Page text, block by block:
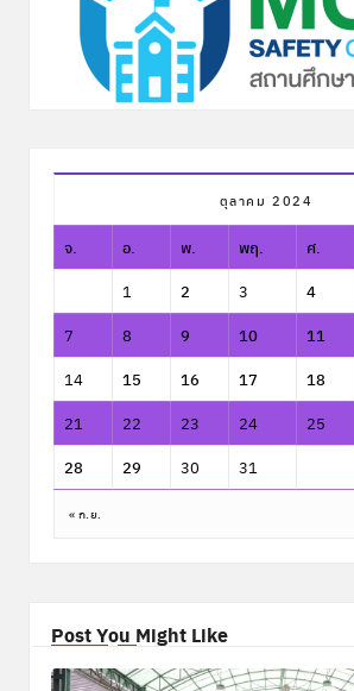
ตุลาคม 2024
จ. อ. พ. พฤ. ศ.
1
2 3 4
7
8 9 10 11
14
15 16 17 18
21
22 23 24 25
28
29 30 31
« ก.ย.
Post You Might Like